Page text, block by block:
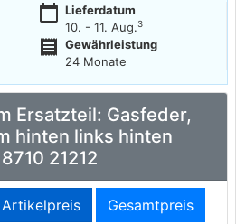
calendar_today Lieferdatum
10. - 11. Aug.3
receipt
Gewährleistung
24 Monate
Ersatzteil: Gasfeder,
hinten links hinten
21212
Artikelpreis Gesamtpreis